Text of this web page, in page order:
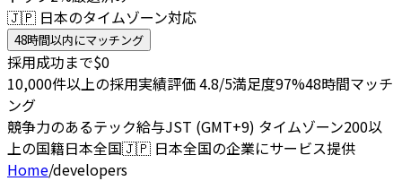
🇯🇵 日本のタイムゾーン対応
48時間以内にマッチング
採用成功まで$0
10,000件以上の採用実績評価 4.8/5満足度97%48時間マッチ
ング
競争力のあるテック給与JST (GMT+9) タイムゾーン200以
上の国籍日本全国🇯🇵 日本全国の企業にサービス提供
Home/developers